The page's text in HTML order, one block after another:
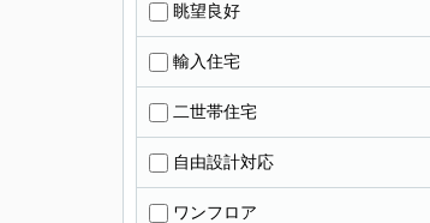
眺望良好
輸入住宅
二世帯住宅
自由設計対応
ワンフロア